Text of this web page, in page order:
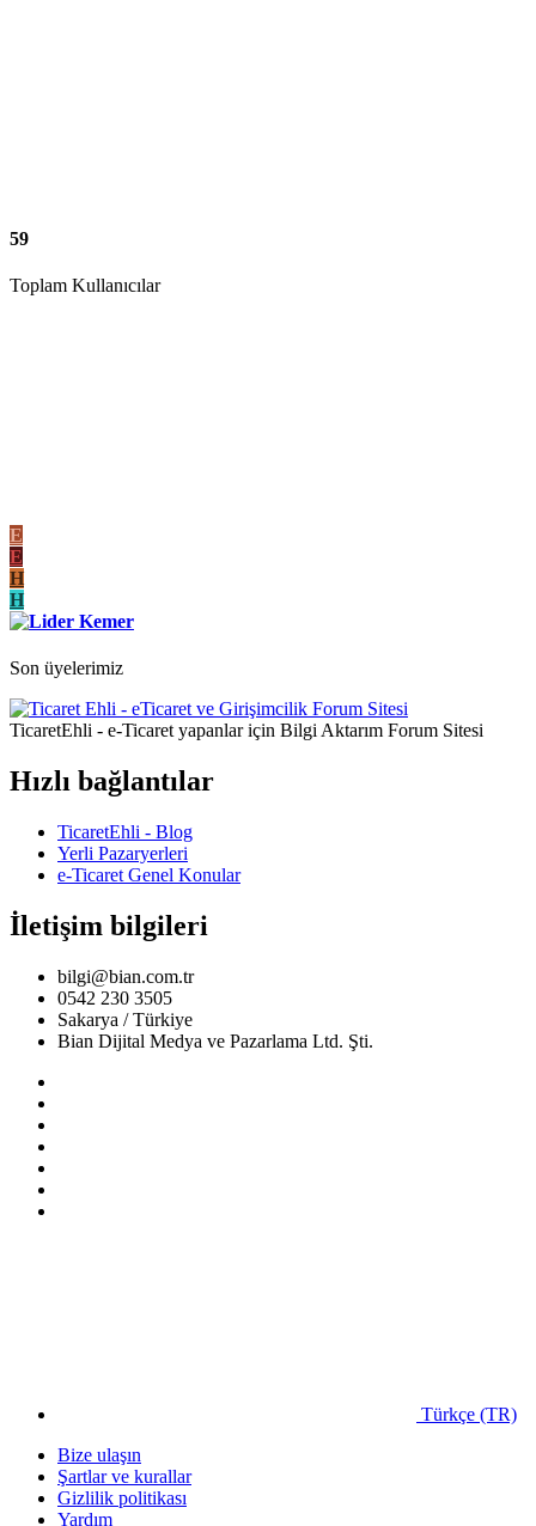
59
Toplam Kullanıcılar
E
E
H
H
Son üyelerimiz
TicaretEhli - e-Ticaret yapanlar için Bilgi Aktarım Forum Sitesi
Hızlı bağlantılar
TicaretEhli - Blog
Yerli Pazaryerleri
e-Ticaret Genel Konular
İletişim bilgileri
bilgi@bian.com.tr
0542 230 3505
Sakarya / Türkiye
Bian Dijital Medya ve Pazarlama Ltd. Şti.
Türkçe (TR)
Bize ulaşın
Şartlar ve kurallar
Gizlilik politikası
Yardım